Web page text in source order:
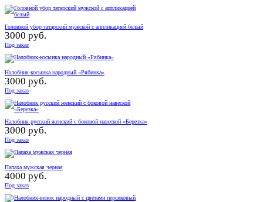
Головной убор татарский мужской с аппликацией белый
3000 руб.
Под заказ
Налобник-косынка народный «Рябинка»
3000 руб.
Под заказ
Налобник русский женский с боковой навеской «Березка»
3000 руб.
Под заказ
Папаха мужская черная
4000 руб.
Под заказ